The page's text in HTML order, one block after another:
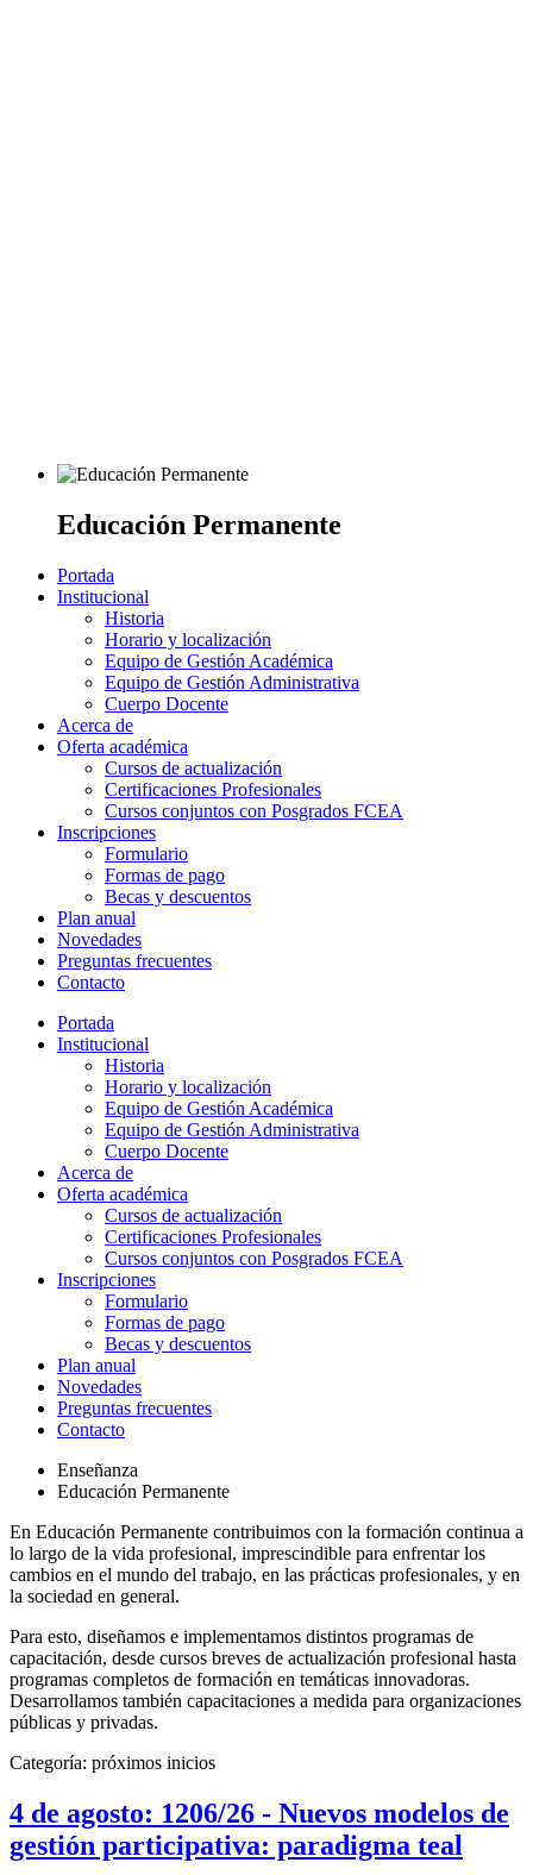
Educación Permanente
Portada
Institucional
Historia
Horario y localización
Equipo de Gestión Académica
Equipo de Gestión Administrativa
Cuerpo Docente
Acerca de
Oferta académica
Cursos de actualización
Certificaciones Profesionales
Cursos conjuntos con Posgrados FCEA
Inscripciones
Formulario
Formas de pago
Becas y descuentos
Plan anual
Novedades
Preguntas frecuentes
Contacto
Portada
Institucional
Historia
Horario y localización
Equipo de Gestión Académica
Equipo de Gestión Administrativa
Cuerpo Docente
Acerca de
Oferta académica
Cursos de actualización
Certificaciones Profesionales
Cursos conjuntos con Posgrados FCEA
Inscripciones
Formulario
Formas de pago
Becas y descuentos
Plan anual
Novedades
Preguntas frecuentes
Contacto
Enseñanza
Educación Permanente
En Educación Permanente contribuimos con la formación continua a
lo largo de la vida profesional, imprescindible para enfrentar los
cambios en el mundo del trabajo, en las prácticas profesionales, y en
la sociedad en general.
Para esto, diseñamos e implementamos distintos programas de
capacitación, desde cursos breves de actualización profesional hasta
programas completos de formación en temáticas innovadoras.
Desarrollamos también capacitaciones a medida para organizaciones
públicas y privadas.
Categoría: próximos inicios
4 de agosto: 1206/26 - Nuevos modelos de
gestión participativa: paradigma teal